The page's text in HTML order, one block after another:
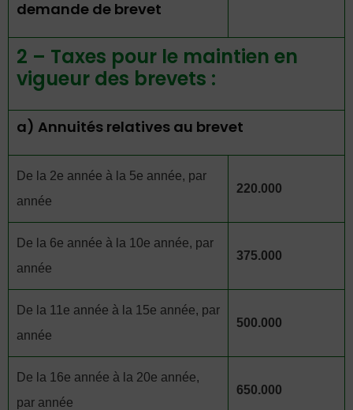
demande de brevet
2 – Taxes pour le maintien en
vigueur des brevets :
a) Annuités relatives au brevet
De la 2e année à la 5e année, par
année
220.000
De la 6e année à la 10e année, par
année
375.000
De la 11e année à la 15e année, par
année
500.000
De la 16e année à la 20e année,
par année
650.000